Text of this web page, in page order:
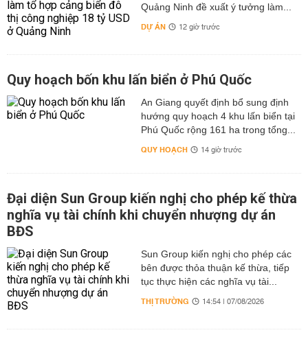
Quảng Ninh đề xuất ý tưởng làm...
DỰ ÁN 12 giờ trước
Quy hoạch bốn khu lấn biển ở Phú Quốc
An Giang quyết định bổ sung định
hướng quy hoạch 4 khu lấn biển tại
Phú Quốc rộng 161 ha trong tổng...
QUY HOẠCH 14 giờ trước
Đại diện Sun Group kiến nghị cho phép kế thừa
nghĩa vụ tài chính khi chuyển nhượng dự án
BĐS
Sun Group kiến nghị cho phép các
bên được thỏa thuận kế thừa, tiếp
tục thực hiện các nghĩa vụ tài...
THỊ TRƯỜNG 14:54 | 07/08/2026